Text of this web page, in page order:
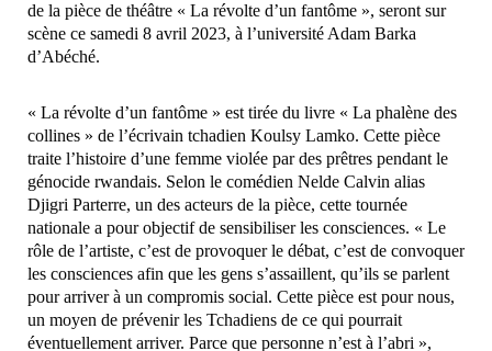
de la pièce de théâtre « La révolte d’un fantôme », seront sur
scène ce samedi 8 avril 2023, à l’université Adam Barka
d’Abéché.
« La révolte d’un fantôme » est tirée du livre « La phalène des
collines » de l’écrivain tchadien Koulsy Lamko. Cette pièce
traite l’histoire d’une femme violée par des prêtres pendant le
génocide rwandais. Selon le comédien Nelde Calvin alias
Djigri Parterre, un des acteurs de la pièce, cette tournée
nationale a pour objectif de sensibiliser les consciences. « Le
rôle de l’artiste, c’est de provoquer le débat, c’est de convoquer
les consciences afin que les gens s’assaillent, qu’ils se parlent
pour arriver à un compromis social. Cette pièce est pour nous,
un moyen de prévenir les Tchadiens de ce qui pourrait
éventuellement arriver. Parce que personne n’est à l’abri »,